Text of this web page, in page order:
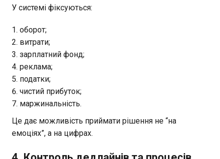
У системі фіксуються:
оборот;
витрати;
зарплатний фонд;
реклама;
податки;
чистий прибуток;
маржинальність.
Це дає можливість приймати рішення не “на
емоціях”, а на цифрах.